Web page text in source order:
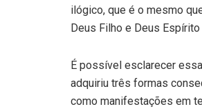
ilógico, que é o mesmo
Deus Filho e Deus
É possível esclarecer
adquiriu três formas
como manifestações em